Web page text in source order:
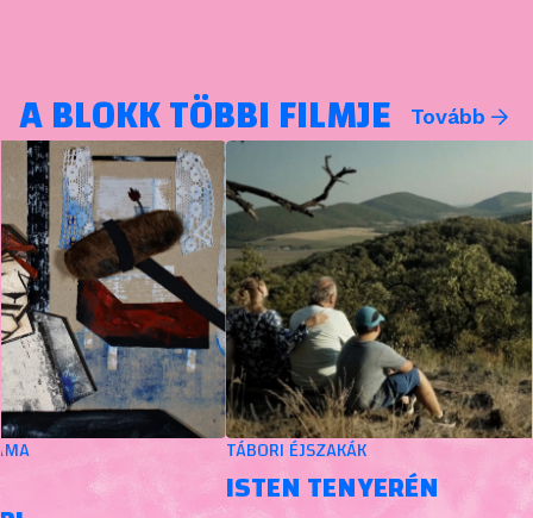
A BLOKK TÖBBI FILMJE Tovább
TÁBORI ÉJSZAKÁK
ISTEN TENYERÉN